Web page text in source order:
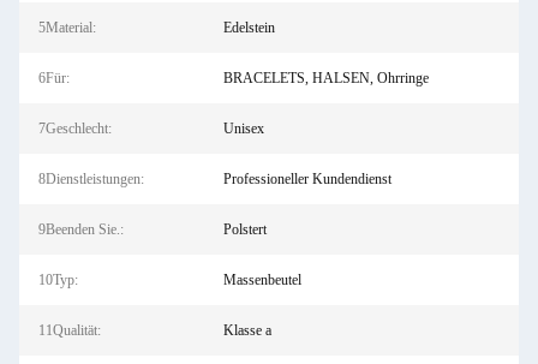
5Material: Edelstein
6Für: BRACELETS, HALSEN, Ohrringe
7Geschlecht: Unisex
8Dienstleistungen: Professioneller Kundendienst
9Beenden Sie.: Polstert
10Typ: Massenbeutel
11Qualität: Klasse a